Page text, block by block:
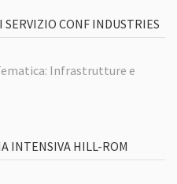
CONF INDUSTRIES
Infrastrutture e
INTENSIVA HILL-ROM